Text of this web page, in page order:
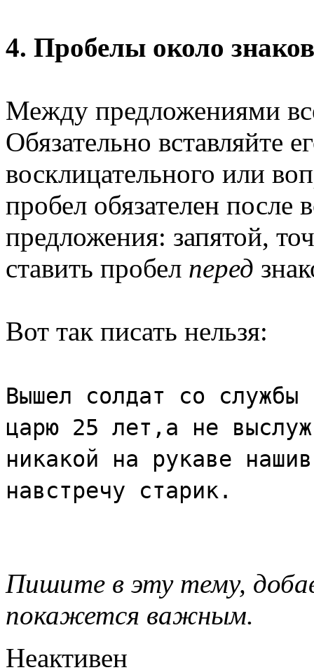
4. Пробелы около
Между предложениями
Обязательно вставляйте
восклицательного или
пробел обязателен после
предложения: запятой,
ставить пробел перед
Вот так писать нельзя:
Вышел солдат со
царю 25 лет,а не
никакой на рукаве
навстречу старик.
Пишите в эту тему,
покажется важным.
Неактивен